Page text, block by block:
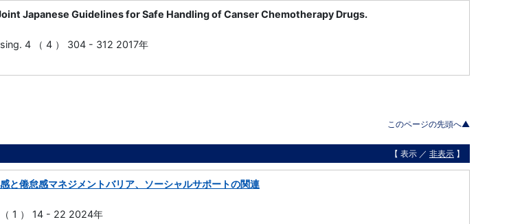
Japanese Guidelines for Safe Handling of Canser Chemotherapy Drugs.
4 （ 4 ） 304 - 312 2017年
このページの先頭へ▲
【 表示 ／ 非表示 】
と倦怠感マネジメントバリア、ソーシャルサポートの関連
1 ） 14 - 22 2024年